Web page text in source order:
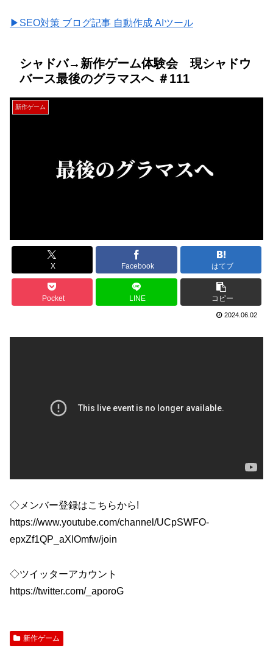
▶SEO対策 ブログ記事 自動作成 AIツール
シャドバ→新作ゲーム体験会 現シャドウ
バース最後のグラマスへ ＃111
新作ゲーム
X Facebook はてブ
Pocket LINE コピー
2024.06.02
◇メンバー登録はこちらから!
https://www.youtube.com/channel/UCpSWFO-
epxZf1QP_aXlOmfw/join
◇ツイッターアカウント
https://twitter.com/_aporoG
新作ゲーム